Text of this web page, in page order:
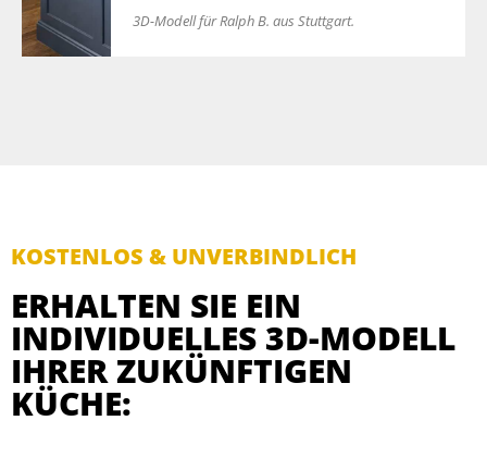
3D-Modell für Ralph B. aus Stuttgart.
KOSTENLOS & UNVERBINDLICH
ERHALTEN SIE EIN
INDIVIDUELLES 3D-MODELL
IHRER ZUKÜNFTIGEN
KÜCHE: